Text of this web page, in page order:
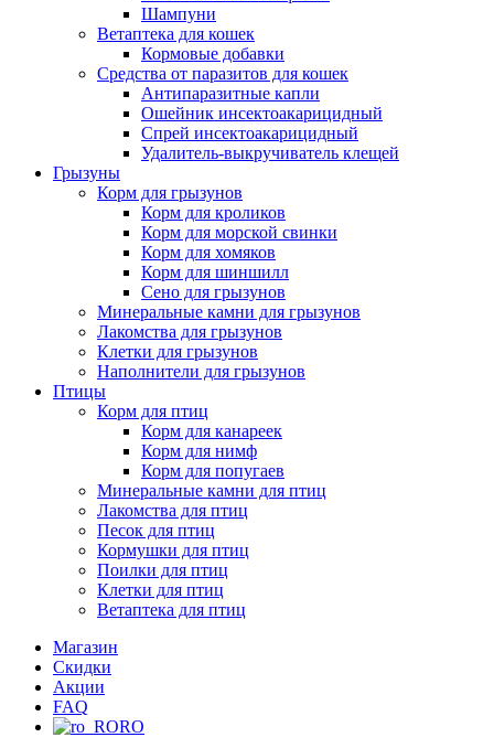
Шампуни
Ветаптека для кошек
Кормовые добавки
Средства от паразитов для кошек
Антипаразитные капли
Ошейник инсектоакарицидный
Спрей инсектоакарицидный
Удалитель-выкручиватель клещей
Грызуны
Корм для грызунов
Корм для кроликов
Корм для морской свинки
Корм для хомяков
Корм для шиншилл
Сено для грызунов
Минеральные камни для грызунов
Лакомства для грызунов
Клетки для грызунов
Наполнители для грызунов
Птицы
Корм для птиц
Корм для канареек
Корм для нимф
Корм для попугаев
Минеральные камни для птиц
Лакомства для птиц
Песок для птиц
Кормушки для птиц
Поилки для птиц
Клетки для птиц
Ветаптека для птиц
Магазин
Скидки
Акции
FAQ
RO